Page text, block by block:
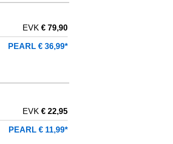
EVK € 79,90
PEARL € 36,99*
EVK € 22,95
PEARL € 11,99*